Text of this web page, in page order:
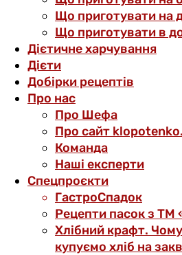
Що приготувати на
Що приготувати в
Дієтичне харчування
Дієти
Добірки рецептів
Про нас
Про Шефа
Про сайт
Команда
Наші експерти
Спецпроєкти
ГастроСпадок
Рецепти пасок з ТМ
Хлібний крафт.
купуємо хліб на